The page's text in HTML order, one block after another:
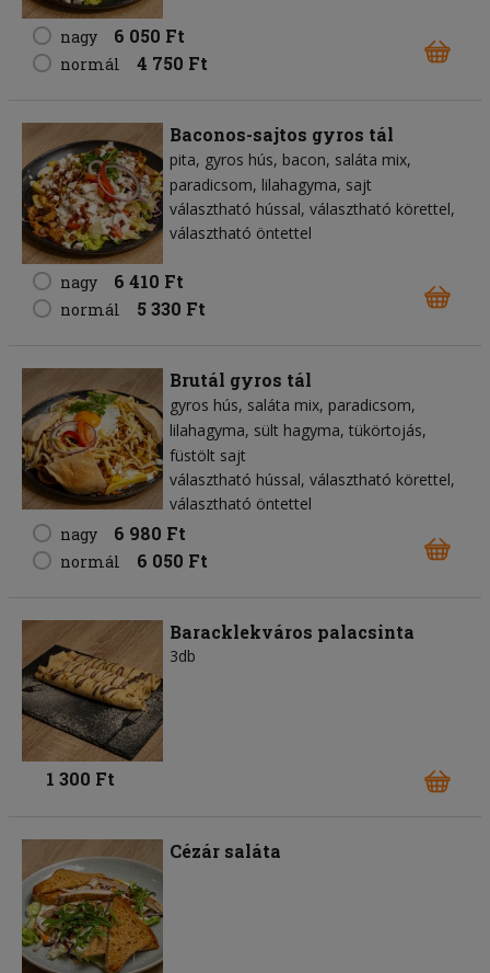
nagy 6 050 Ft
normál 4 750 Ft
Baconos-sajtos gyros tál
pita gyros hús bacon saláta mix
paradicsom lilahagyma sajt
választható hússal, választható körettel,
választható öntettel
nagy 6 410 Ft
normál 5 330 Ft
Brutál gyros tál
gyros hús saláta mix paradicsom
lilahagyma sült hagyma tükörtojás
füstölt sajt
választható hússal, választható körettel,
választható öntettel
nagy
6 980 Ft
normál 6 050 Ft
Baracklekváros palacsinta
3db
1 300 Ft
Cézár saláta